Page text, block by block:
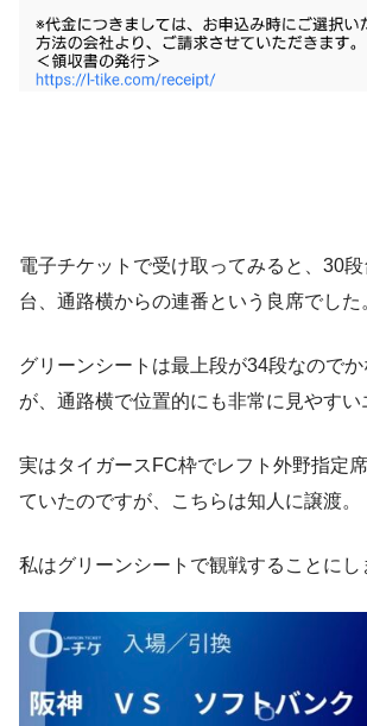
電子チケットで受け取ってみると、30
台、通路横からの連番という良席でした
グリーンシートは最上段が34段なので
が、通路横で位置的にも非常に見やすい
実はタイガースFC枠でレフト外野指定
ていたのですが、こちらは知人に譲渡。
私はグリーンシートで観戦することにし